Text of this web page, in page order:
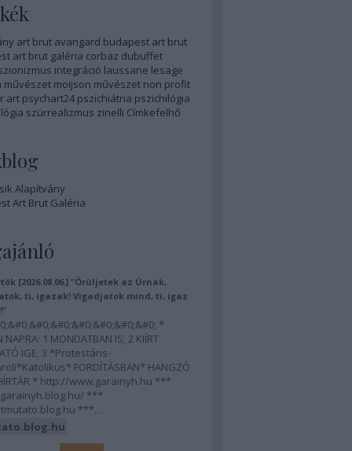
art brut avangard budapest art brut
art brut galéria corbaz dubuffet
integráció laussane lesage
művészet moijson művészet non profit
art psychart24 pszichiátria pszichilógia
szürrealizmus zinelli Címkefelhő
Alapítvány
Art Brut Galéria
[2026.08.06.] "Örüljetek az Úrnak,
ti, igazak! Vigadjatok mind, ti, igaz
*
NAPRA: 1 MONDATBAN IS; 2 KIÍRT
IGE; 3 *Protestáns-
FORDÍTÁSBAN* HANGZÓ
* http://www.garainyh.hu ***
***
***…